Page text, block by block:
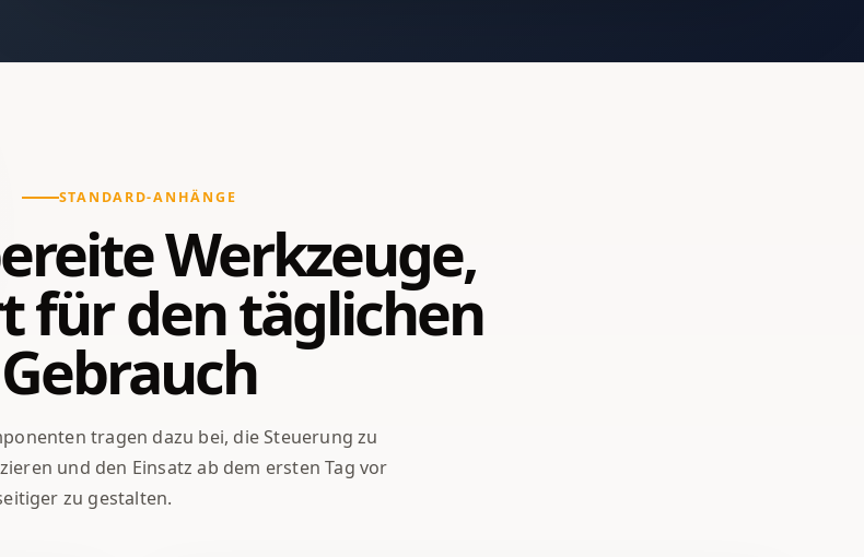
STANDARD-ANHÄNGE
Werkzeuge,
für den täglichen
Gebrauch
tragen dazu bei, die Steuerung zu
und den Einsatz ab dem ersten Tag vor
zu gestalten.